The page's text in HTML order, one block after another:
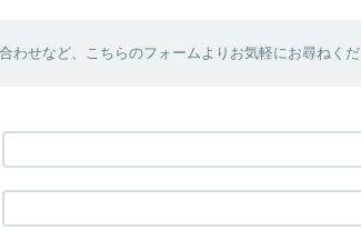
わせなど、こちらのフォームよりお気軽にお尋ねくだ